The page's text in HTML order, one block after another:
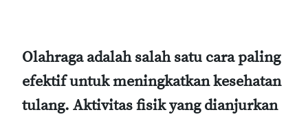
Olahraga adalah salah satu cara paling
efektif untuk meningkatkan kesehatan
tulang. Aktivitas fisik yang dianjurkan